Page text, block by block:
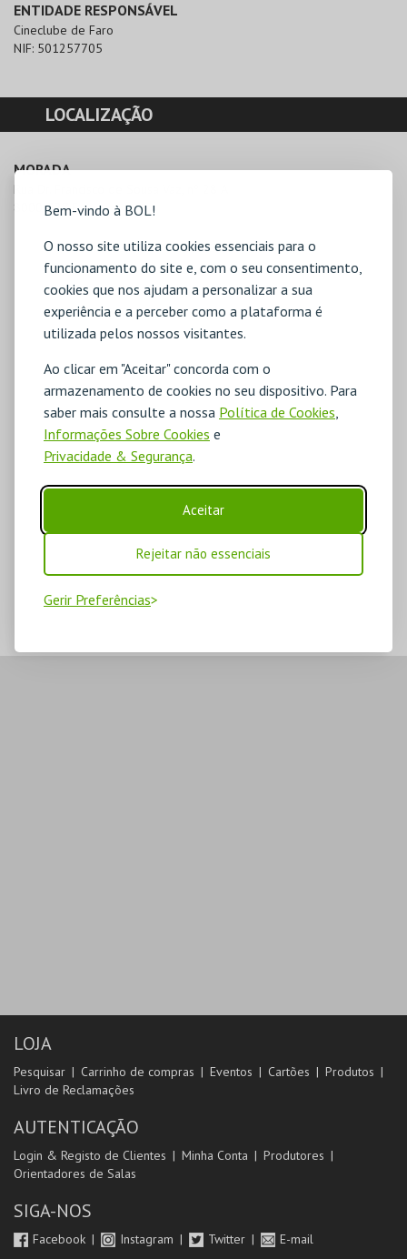
Bem-vindo à BOL!
O nosso site utiliza cookies essenciais para o
funcionamento do site e, com o seu consentimento,
cookies que nos ajudam a personalizar a sua
experiência e a perceber como a plataforma é
utilizada pelos nossos visitantes.
Ao clicar em "Aceitar" concorda com o
armazenamento de cookies no seu dispositivo. Para
saber mais consulte a nossa Política de Cookies,
Informações Sobre Cookies e
Privacidade & Segurança.
Aceitar
Rejeitar não essenciais
Gerir Preferências
ENTIDADE RESPONSÁVEL
Cineclube de Faro
NIF: 501257705
LOCALIZAÇÃO
MORADA
Rua Dr. Francisco de Sousa Vaz, nº 28 A
8000-327 Faro
LOJA
Pesquisar Carrinho de compras Eventos Cartões
Produtos
Livro de Reclamações
AUTENTICAÇÃO
Login & Registo de Clientes Minha Conta
Produtores
Orientadores de Salas
SIGA-NOS
Facebook Instagram Twitter E-mail